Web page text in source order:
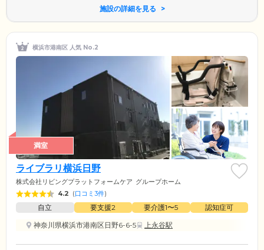
施設の詳細を見る
横浜市港南区 人気 No.2
満室
ライブラリ横浜日野
株式会社リビングプラットフォームケア グループホーム
4.2 (口コミ3件)
自立 要支援2 要介護1〜5
認知症可
神奈川県横浜市港南区日野6-6-5
上永谷駅